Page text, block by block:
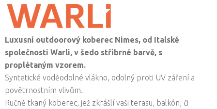
Luxusní outdoorový koberec Nimes, od Italské
společnosti Warli, v šedo stříbrné barvě, s
proplétaným vzorem.
Syntetické voděodolné vlákno, odolný proti UV záření a
povětrnostním vlivům.
Ručně tkaný koberec, jež zkrášlí vaši terasu, balkón, či